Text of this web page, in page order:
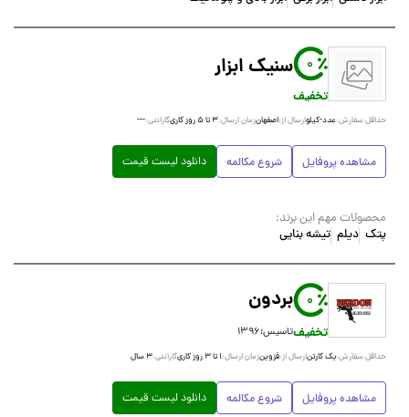
0
تخفیف
سنیک ابزار
حداقل سفارش:عدد-کیلوارسال از:اصفهانزمان ارسال:۳ تا ۵ روز کاری گارانتی:---
مشاهده پروفایل شروع مکالمه دانلود لیست قیمت
محصولات مهم این برند:
پتک دیلم تیشه بنایی
0
تخفیف
بردون
تاسیس:۱۳۹۶
حداقل سفارش:یک کارتنارسال از:قزوینزمان ارسال:۱ تا ۳ روز کاری گارانتی:۳ سال
مشاهده پروفایل شروع مکالمه دانلود لیست قیمت